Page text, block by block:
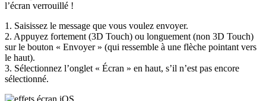
l’écran verrouillé !
1. Saisissez le message que vous voulez envoyer.
2. Appuyez fortement (3D Touch) ou longuement (non 3D Touch)
sur le bouton « Envoyer » (qui ressemble à une flèche pointant vers
le haut).
3. Sélectionnez l’onglet « Écran » en haut, s’il n’est pas encore
sélectionné.